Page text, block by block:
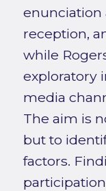
enunciation
reception,
while
exploratory
media
The aim is
but to
factors.